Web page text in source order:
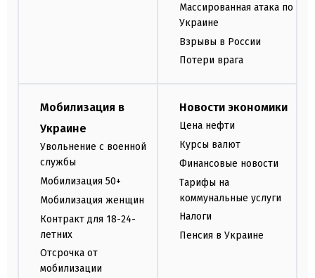
Массированная атака по
Украине
Взрывы в России
Потери врага
Мобилизация в
Украине
Увольнение с военной
службы
Мобилизация 50+
Мобилизация женщин
Контракт для 18-24-
летних
Отсрочка от
мобилизации
Новости экономики
Цена нефти
Курсы валют
Финансовые новости
Тарифы на
коммунальные услуги
Налоги
Пенсия в Украине